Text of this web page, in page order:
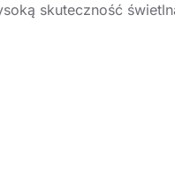
skuteczność
(brak w zestawie).